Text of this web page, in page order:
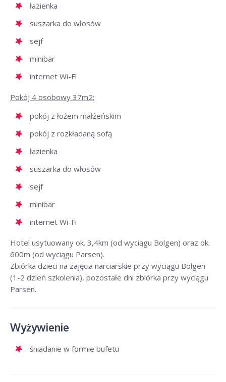
łazienka
suszarka do włosów
sejf
minibar
internet Wi-Fi
Pokój 4 osobowy 37m2:
pokój z łożem małżeńskim
pokój z rozkładaną sofą
łazienka
suszarka do włosów
sejf
minibar
internet Wi-Fi
Hotel usytuowany ok. 3,4km (od wyciągu Bolgen) oraz ok.
600m (od wyciągu Parsen).
Zbiórka dzieci na zajęcia narciarskie przy wyciągu Bolgen
(1-2 dzień szkolenia), pozostałe dni zbiórka przy wyciągu
Parsen.
Wyżywienie
śniadanie w formie bufetu